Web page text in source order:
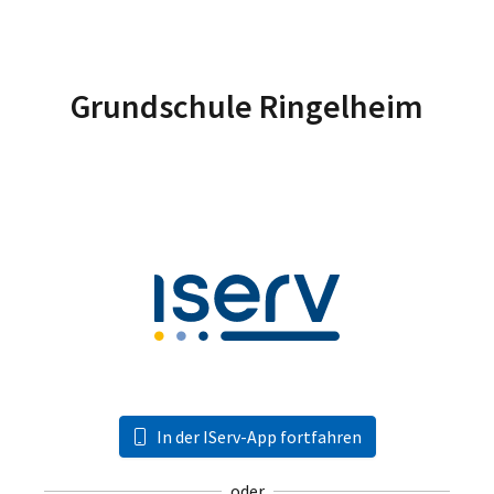
Grundschule Ringelheim
In der IServ-App fortfahren